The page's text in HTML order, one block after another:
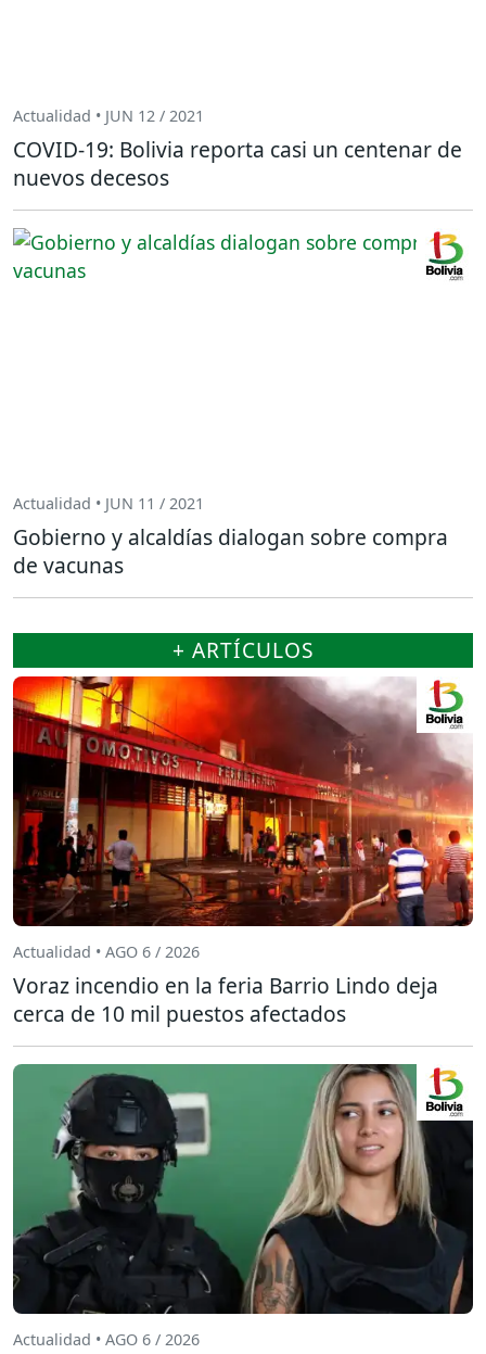
Actualidad • JUN 12 / 2021
COVID-19: Bolivia reporta casi un centenar de
nuevos decesos
Actualidad • JUN 11 / 2021
Gobierno y alcaldías dialogan sobre compra
de vacunas
+ ARTÍCULOS
Actualidad • AGO 6 / 2026
Voraz incendio en la feria Barrio Lindo deja
cerca de 10 mil puestos afectados
Actualidad • AGO 6 / 2026